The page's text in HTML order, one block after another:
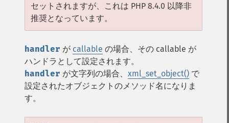
セットされますが、これは PHP 8.4.0 以降非
推奨となっています。
handler が callable の場合、その callable が
ハンドラとして設定されます。
handler が文字列の場合、 xml_set_object() で
設定されたオブジェクトのメソッド名になりま
す。